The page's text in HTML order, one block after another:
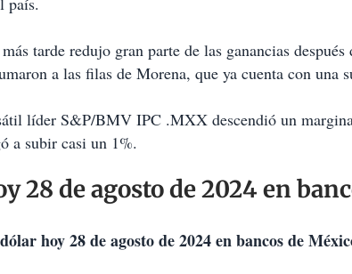
tarde redujo gran parte de las ganancias
a las filas de Morena, que ya cuenta con una
líder S&P/BMV IPC .MXX descendió un
a subir casi un 1%.
28 de agosto de 2024 en
dólar hoy 28 de agosto de 2024 en bancos de